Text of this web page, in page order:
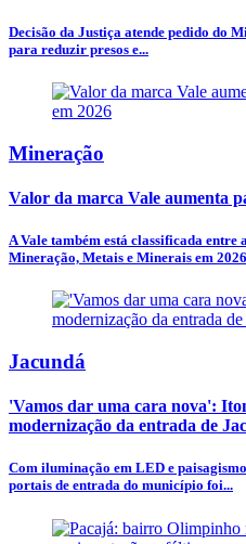
Decisão da Justiça atende pedido do
para reduzir presos e...
Mineração
Valor da marca Vale aumenta
A Vale também está classificada entre
Mineração, Metais e Minerais em
Jacundá
'Vamos dar uma cara nova':
modernização da entrada de
Com iluminação em LED e
portais de entrada do município foi...